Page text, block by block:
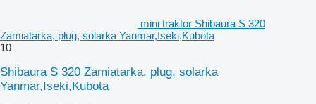
mini traktor Shibaura S 320
Zamiatarka, pług, solarka Yanmar,Iseki,Kubota
10
Shibaura S 320 Zamiatarka, pług, solarka
Yanmar,Iseki,Kubota